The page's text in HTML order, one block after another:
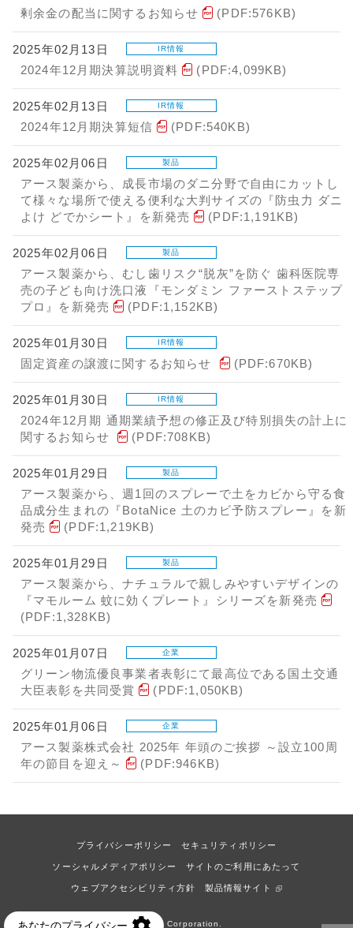
剰余金の配当に関するお知らせ (PDF:576KB)
2025年02月13日 IR情報
2024年12月期決算説明資料 (PDF:4,099KB)
2025年02月13日 IR情報
2024年12月期決算短信 (PDF:540KB)
2025年02月06日 製品
アース製薬から、成長市場のダニ分野で自由にカットし
て様々な場所で使える便利な大判サイズの『防虫力 ダニ
よけ どでかシート』を新発売
(PDF:1,191KB)
2025年02月06日 製品
アース製薬から、むし歯リスク“脱灰”を防ぐ 歯科医院専
売の子ども向け洗口液『モンダミン ファーストステップ
プロ』を新発売
(PDF:1,152KB)
2025年01月30日 IR情報
固定資産の譲渡に関するお知らせ (PDF:670KB)
2025年01月30日 IR情報
2024年12月期 通期業績予想の修正及び特別損失の計上に
関するお知らせ
(PDF:708KB)
2025年01月29日 製品
アース製薬から、週1回のスプレーで土をカビから守る食
品成分生まれの『BotaNice 土のカビ予防スプレー』を新
発売
(PDF:1,219KB)
2025年01月29日 製品
アース製薬から、ナチュラルで親しみやすいデザインの
『マモルーム 蚊に効くプレート』シリーズを新発売
(PDF:1,328KB)
2025年01月07日 企業
グリーン物流優良事業者表彰にて最高位である国土交通
大臣表彰を共同受賞
(PDF:1,050KB)
2025年01月06日 企業
アース製薬株式会社 2025年 年頭のご挨拶 ～設立100周
年の節目を迎え～
(PDF:946KB)
プライバシーポリシー セキュリティポリシー
ソーシャルメディアポリシー サイトのご利用にあたって
ウェブアクセシビリティ方針 製品情報サイト
© Earth Corporation.